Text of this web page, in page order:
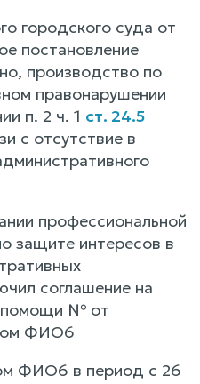
городского суда от
постановление
производство по
правонарушении
п. 2 ч. 1 ст. 24.5
с отсутствие в
профессиональной
защите интересов в
соглашение на
помощи № от
ФИО6
ФИО6 в период с 26